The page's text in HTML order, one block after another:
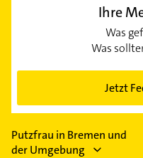
Ihre
Was
Was
Jetzt
Putzfrau in Bremen und
der Umgebung